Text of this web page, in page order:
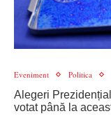
Eveniment Politica
Alegeri
votat până la